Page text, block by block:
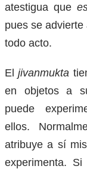
atestigua que
pues se
todo acto.
Eljivanmukta
en objetos a
puede
ellos.
atribuye a sí
experimenta.